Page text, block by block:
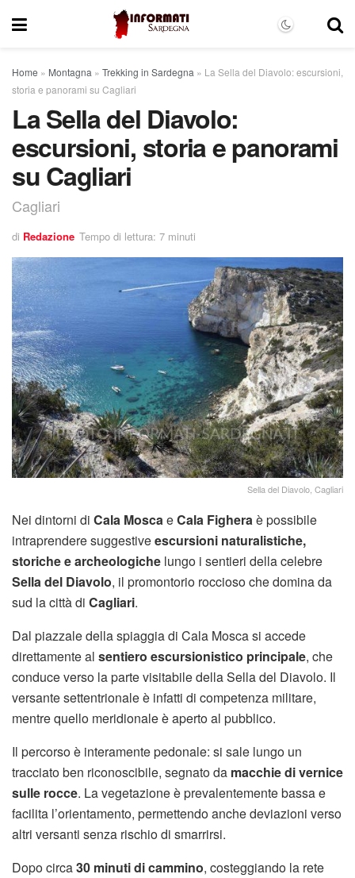
Home » Montagna » Trekking in Sardegna » La Sella del Diavolo: escursioni,
storia e panorami su Cagliari
La Sella del Diavolo:
escursioni, storia e panorami
su Cagliari
Cagliari
di Redazione Tempo di lettura: 7 minuti
Sella del Diavolo, Cagliari
Nei dintorni di Cala MoscaeCala Figheraè possibile
intraprendere suggestiveescursioni naturalistiche,
storiche e archeologiche lungo i sentieri della celebre
Sella del Diavolo, il promontorio roccioso che domina da
sud la città di Cagliari.
Dal piazzale della spiaggia di Cala Mosca si accede
direttamente al sentiero escursionistico principale, che
conduce verso la parte visitabile della Sella del Diavolo. Il
versante settentrionale è infatti di competenza militare,
mentre quello meridionale è aperto al pubblico.
Il percorso è interamente pedonale: si sale lungo un
tracciato ben riconoscibile, segnato da macchie di vernice
sulle rocce. La vegetazione è prevalentemente bassa e
facilita l’orientamento, permettendo anche deviazioni verso
altri versanti senza rischio di smarrirsi.
Dopo circa30 minuti di cammino, costeggiando la rete